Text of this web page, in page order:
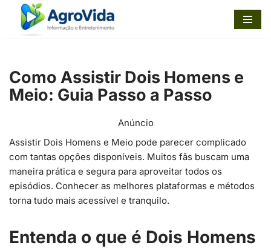
Pular
conteúdo
Como Assistir Dois Homens e
Meio: Guia Passo a Passo
Anúncio
Assistir Dois Homens e Meio pode parecer complicado
com tantas opções disponíveis. Muitos fãs buscam uma
maneira prática e segura para aproveitar todos os
episódios. Conhecer as melhores plataformas e métodos
torna tudo mais acessível e tranquilo.
Entenda o que é Dois Homens